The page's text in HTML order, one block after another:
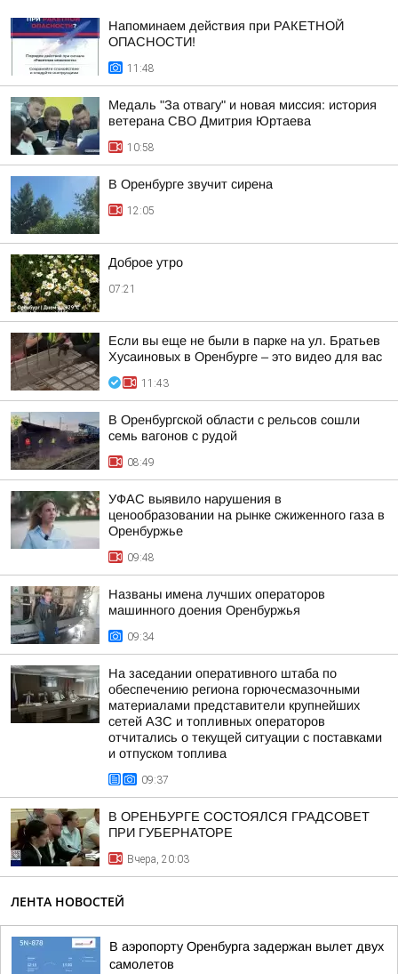
Напоминаем действия при РАКЕТНОЙ
ОПАСНОСТИ!
11:48
Медаль "За отвагу" и новая миссия: история
ветерана СВО Дмитрия Юртаева
10:58
В Оренбурге звучит сирена
12:05
Доброе утро
07:21
Если вы еще не были в парке на ул. Братьев
Хусаиновых в Оренбурге – это видео для вас
11:43
В Оренбургской области с рельсов сошли
семь вагонов с рудой
08:49
УФАС выявило нарушения в
ценообразовании на рынке сжиженного газа в
Оренбуржье
09:48
Названы имена лучших операторов
машинного доения Оренбуржья
09:34
На заседании оперативного штаба по
обеспечению региона горючесмазочными
материалами представители крупнейших
сетей АЗС и топливных операторов
отчитались о текущей ситуации с поставками
и отпуском топлива
09:37
В ОРЕНБУРГЕ СОСТОЯЛСЯ ГРАДСОВЕТ
ПРИ ГУБЕРНАТОРЕ
Вчера, 20:03
ЛЕНТА НОВОСТЕЙ
В аэропорту Оренбурга задержан вылет двух
самолетов